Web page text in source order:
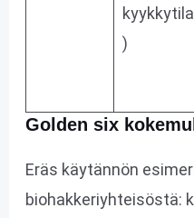
kyykkytila
)
Golden six
Eräs käytännön
biohakkeriyhteisöstä: